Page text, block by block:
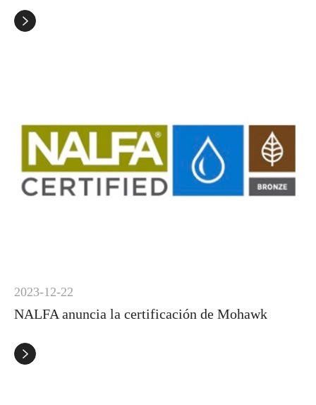

2023-12-22
NALFA anuncia la certificación de Mohawk
